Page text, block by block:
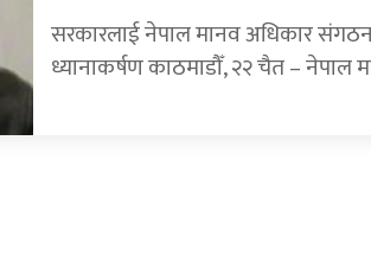
सरकारलाई नेपाल मानव अधिकार
ध्यानाकर्षण काठमाडौँ, २२ चैत – नेपाल